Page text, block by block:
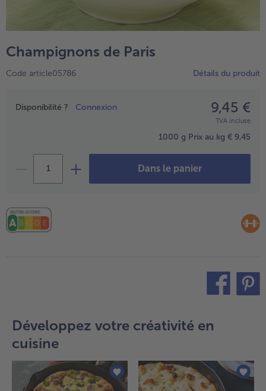
TousPlats cuisinés
Boulangerie & Pâtisserie
TousBoulangerie & Pâtisserie
TousEntrées, Apéritifs & Snacks
Produits non surgelés
TousProduits non surgelés
Champignons de Paris
Code article05786 Détails du produit
Prix
Disponibilité ? Connexion 9,45 €
TVA incluse
1000 g Prix au kg € 9,45
Dans le panier
Développez votre créativité en
cuisine